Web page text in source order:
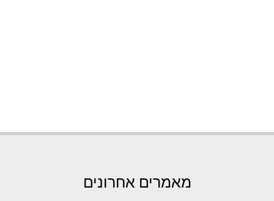
מאמרים אחרונים